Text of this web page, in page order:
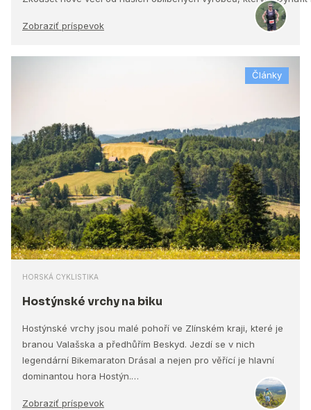
Zobraziť príspevok
Články
HORSKÁ CYKLISTIKA
Hostýnské vrchy na biku
Hostýnské vrchy jsou malé pohoří ve Zlínském kraji, které je
branou Valašska a předhůřím Beskyd. Jezdí se v nich
legendární Bikemaraton Drásal a nejen pro věřící je hlavní
dominantou hora Hostýn.…
Zobraziť príspevok